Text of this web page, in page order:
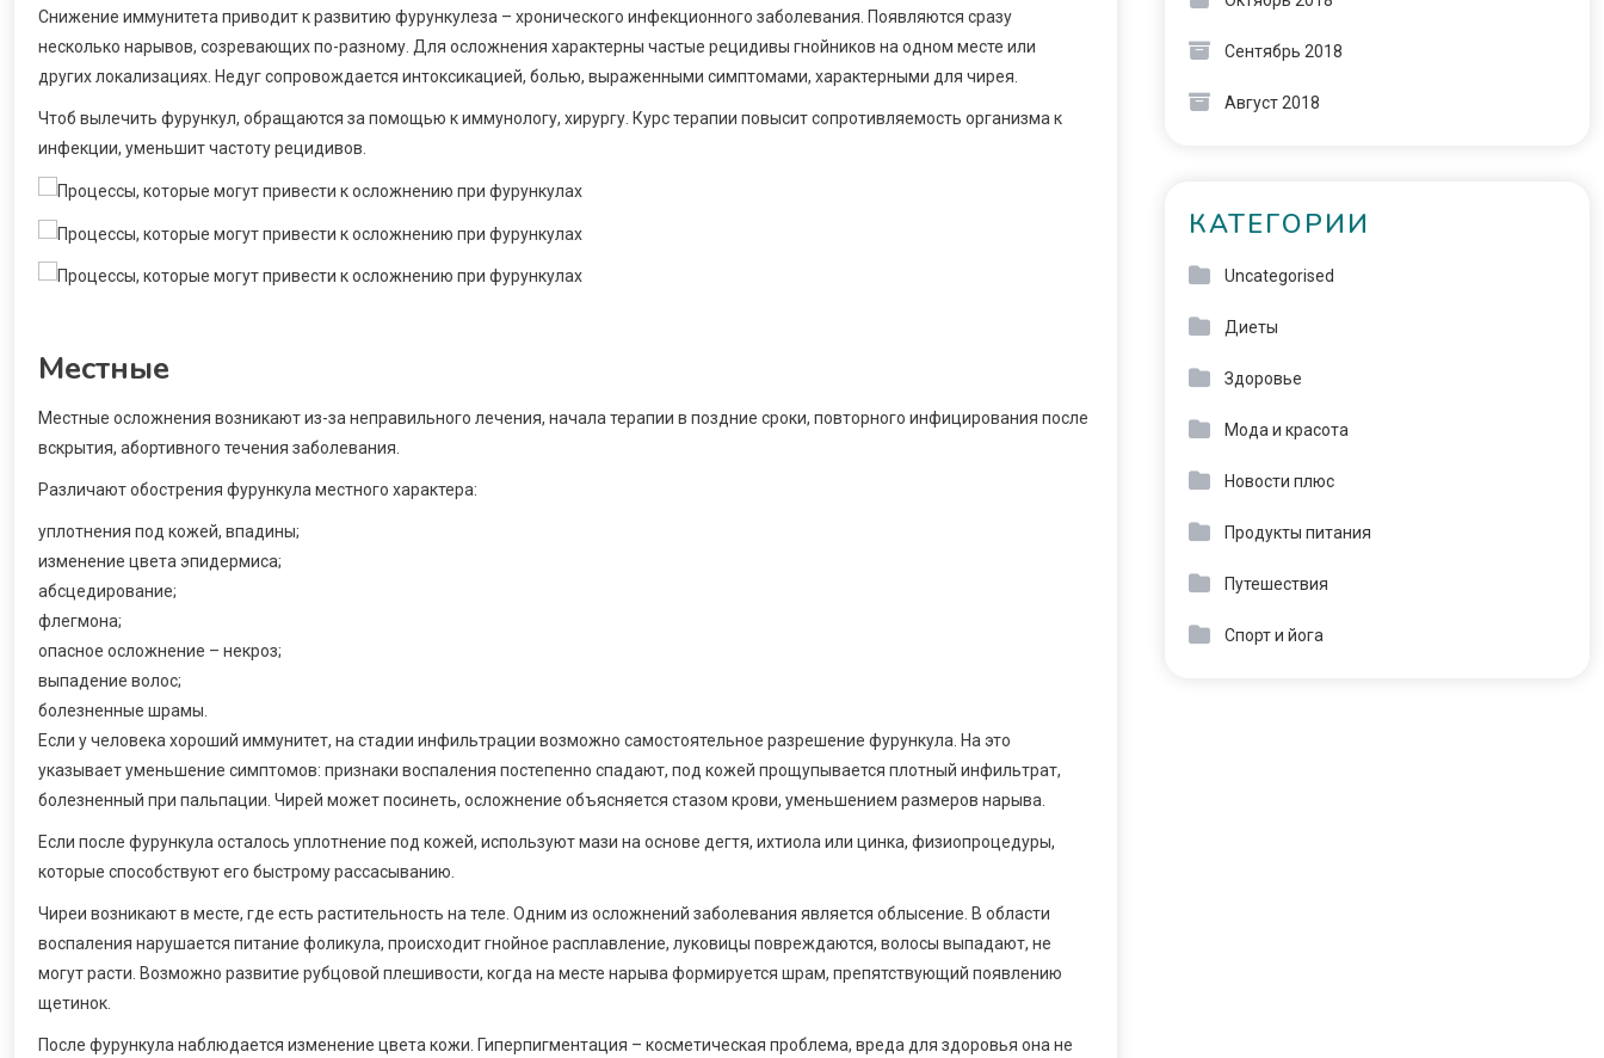
Снижение иммунитета приводит к развитию фурункулеза – хронического инфекционного заболевания. Появляются сразу
несколько нарывов, созревающих по-разному. Для осложнения характерны частые рецидивы гнойников на одном месте или
других локализациях. Недуг сопровождается интоксикацией, болью, выраженными симптомами, характерными для чирея.
Чтоб вылечить фурункул, обращаются за помощью к иммунологу, хирургу. Курс терапии повысит сопротивляемость организма к
инфекции, уменьшит частоту рецидивов.
Местные
Местные осложнения возникают из-за неправильного лечения, начала терапии в поздние сроки, повторного инфицирования после
вскрытия, абортивного течения заболевания.
Различают обострения фурункула местного характера:
уплотнения под кожей, впадины;
изменение цвета эпидермиса;
абсцедирование;
флегмона;
опасное осложнение – некроз;
выпадение волос;
болезненные шрамы.
Если у человека хороший иммунитет, на стадии инфильтрации возможно самостоятельное разрешение фурункула. На это
указывает уменьшение симптомов: признаки воспаления постепенно спадают, под кожей прощупывается плотный инфильтрат,
болезненный при пальпации. Чирей может посинеть, осложнение объясняется стазом крови, уменьшением размеров нарыва.
Если после фурункула осталось уплотнение под кожей, используют мази на основе дегтя, ихтиола или цинка, физиопроцедуры,
которые способствуют его быстрому рассасыванию.
Чиреи возникают в месте, где есть растительность на теле. Одним из осложнений заболевания является облысение. В области
воспаления нарушается питание фоликула, происходит гнойное расплавление, луковицы повреждаются, волосы выпадают, не
могут расти. Возможно развитие рубцовой плешивости, когда на месте нарыва формируется шрам, препятствующий появлению
щетинок.
После фурункула наблюдается изменение цвета кожи. Гиперпигментация – косметическая проблема, вреда для здоровья она не
Сентябрь 2018
Август 2018
КАТЕГОРИИ
Uncategorised
Диеты
Здоровье
Мода и красота
Новости плюс
Продукты питания
Путешествия
Спорт и йога